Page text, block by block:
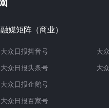
融媒矩阵（商业）
大众日报抖音号
大众日报头条号
大众日报企鹅号
大众日报百家号
大
大